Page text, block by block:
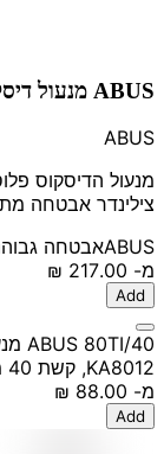
ABUS מנעול דיסקוס פלוס 20/70 מ״מ, נירוסטה
ABUS
צילינדר אבטחה
ABUSאבטחה
מ-
Add
KA8012, קשת 40 מ”מ
מ-
Add